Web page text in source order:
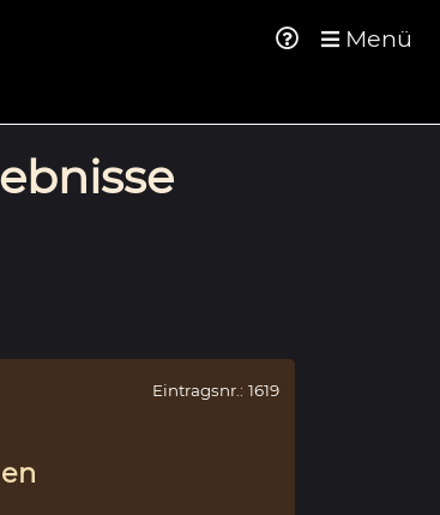
Menü
Eintragsnr.: 1619